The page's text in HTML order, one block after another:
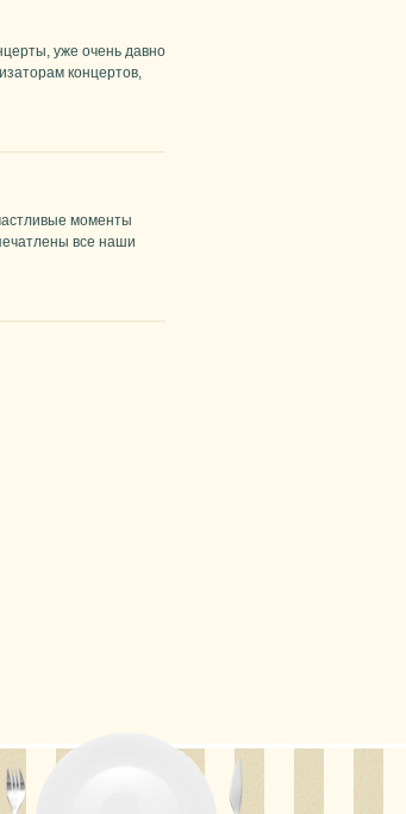
уже очень давно
концертов,
моменты
все наши